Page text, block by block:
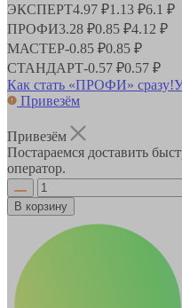
ЭКСПЕРТ4.97 ₽1.13 ₽6.1 ₽
ПРОФИ3.28 ₽0.85 ₽4.12 ₽
МАСТЕР-0.85 ₽0.85 ₽
СТАНДАРТ-0.57 ₽0.57 ₽
Как стать «ПРОФИ» сразу!
Привезём
Привезём
Постараемся доставить
оператор.
В корзину